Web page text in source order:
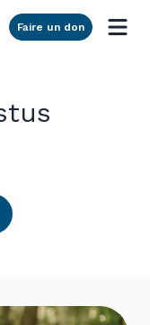
Faire un don